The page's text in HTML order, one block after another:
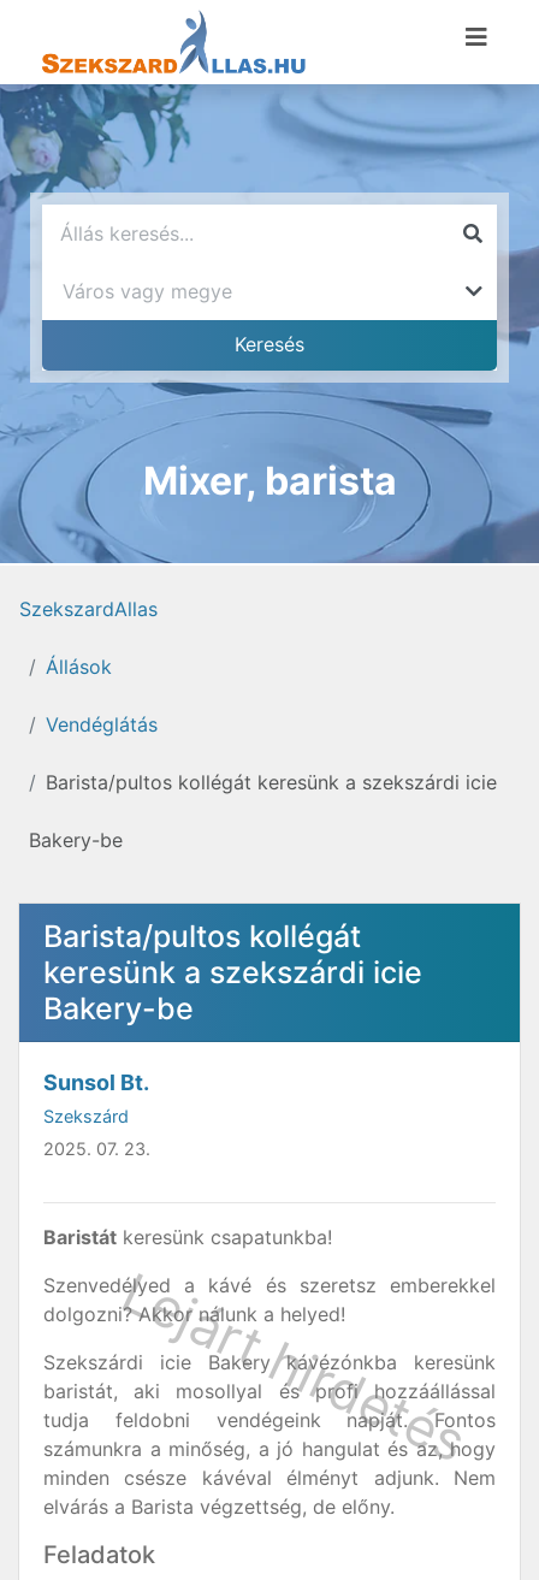
Mixer, barista
SzekszardAllas
Állások
Vendéglátás
Barista/pultos kollégát keresünk a szekszárdi icie
Bakery-be
Barista/pultos kollégát
keresünk a szekszárdi icie
Bakery-be
Sunsol Bt.
Szekszárd
2025. 07. 23.
Baristát keresünk csapatunkba!
Szenvedélyed a kávé és szeretsz emberekkel
dolgozni? Akkor nálunk a helyed!
Szekszárdi icie Bakery kávézónkba keresünk
baristát, aki mosollyal és profi hozzáállással
tudja feldobni vendégeink napját. Fontos
számunkra a minőség, a jó hangulat és az, hogy
minden csésze kávéval élményt adjunk. Nem
elvárás a Barista végzettség, de előny.
Feladatok